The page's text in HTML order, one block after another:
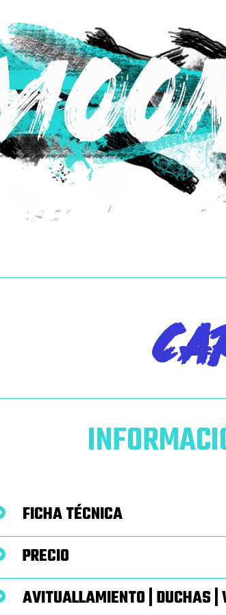
FICHA TÉCNICA
PRECIO
AVITUALLAMIENTO | DUCHAS |